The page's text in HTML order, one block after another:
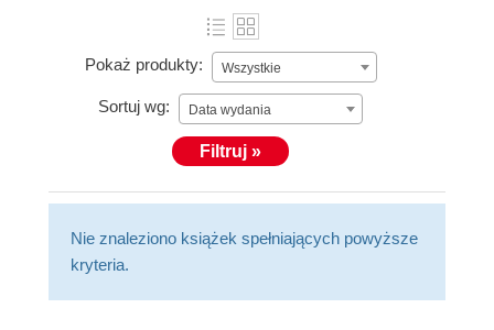
Pokaż produkty: Wszystkie
Sortuj wg: Data wydania
Filtruj »
Nie znaleziono książek spełniających powyższe
kryteria.